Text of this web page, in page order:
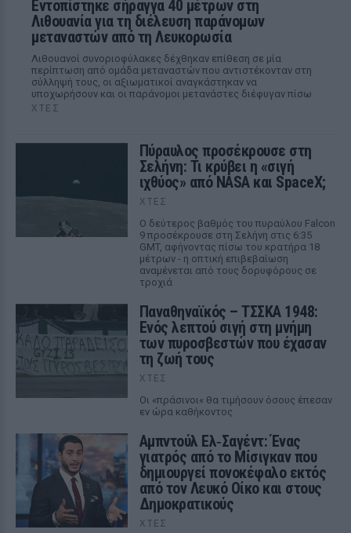
Εντοπίστηκε σήραγγα 40 μέτρων στη
Λιθουανία για τη διέλευση παράνομων
μεταναστών από τη Λευκορωσία
Λιθουανοί συνοριοφύλακες δέχθηκαν επίθεση σε μία
περίπτωση από ομάδα μεταναστών που αντιστέκονταν στη
σύλληψή τους, οι αξιωματικοί αναγκάστηκαν να
υποχωρήσουν και οι παράνομοι μετανάστες διέφυγαν πίσω
ΧΤΕΣ
Πύραυλος προσέκρουσε στη
Σελήνη: Τι κρύβει η «σιγή
ιχθύος» από NASA και SpaceX;
ΧΤΕΣ
Ο δεύτερος βαθμός του πυραύλου Falcon
9 προσέκρουσε στη Σελήνη στις 6:35
GMT, αφήνοντας πίσω του κρατήρα 18
μέτρων - η οπτική επιβεβαίωση
αναμένεται από τους δορυφόρους σε
τροχιά
Παναθηναϊκός – ΤΣΣΚΑ 1948:
Ενός λεπτού σιγή στη μνήμη
των πυροσβεστών που έχασαν
τη ζωή τους
ΧΤΕΣ
Οι «πράσινοι« θα τιμήσουν όσους έπεσαν
εν ώρα καθήκοντος
Αμπντούλ Ελ‑Σαγέντ: Ένας
γιατρός από το Μίσιγκαν που
δημιουργεί πονοκέφαλο εκτός
από τον Λευκό Οίκο και στους
Δημοκρατικούς
ΧΤΕΣ